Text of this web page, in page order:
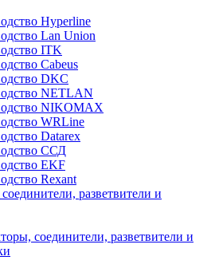
Hyperline
Lan Union
ITK
Cabeus
DKC
NETLAN
NIKOMAX
WRLine
Datarex
ССД
EKF
Rexant
разветвители и
соединители, разветвители и